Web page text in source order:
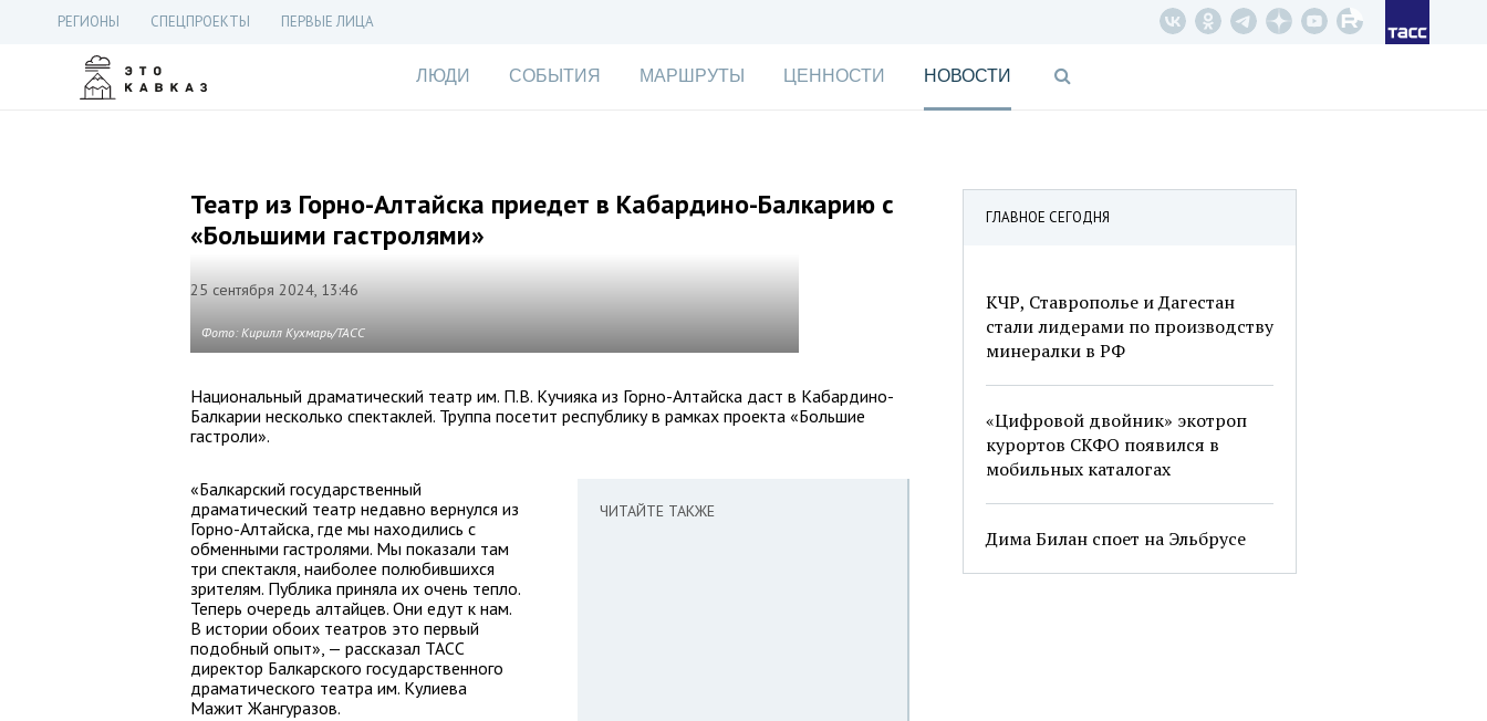
РЕГИОНЫ СПЕЦПРОЕКТЫ ПЕРВЫЕ ЛИЦА
ЛЮДИ СОБЫТИЯ МАРШРУТЫ ЦЕННОСТИ НОВОСТИ
ГЛАВНОЕ СЕГОДНЯ
КЧР, Ставрополье и Дагестан
стали лидерами по производству
минералки в РФ
«Цифровой двойник» экотроп
курортов СКФО появился в
мобильных каталогах
Дима Билан споет на Эльбрусе
Театр из Горно-Алтайска приедет в Кабардино-Балкарию с
«Большими гастролями»
25 сентября 2024, 13:46
Фото: Кирилл Кухмарь/ТАСС
Национальный драматический театр им. П.В. Кучияка из Горно-Алтайска даст в Кабардино-
Балкарии несколько спектаклей. Труппа посетит республику в рамках проекта «Большие
гастроли».
ЧИТАЙТЕ ТАКЖЕ
«Балкарский государственный
драматический театр недавно вернулся из
Горно-Алтайска, где мы находились с
обменными гастролями. Мы показали там
три спектакля, наиболее полюбившихся
зрителям. Публика приняла их очень тепло.
Теперь очередь алтайцев. Они едут к нам.
В истории обоих театров это первый
подобный опыт», — рассказал ТАСС
директор Балкарского государственного
драматического театра им. Кулиева
Мажит Жангуразов.